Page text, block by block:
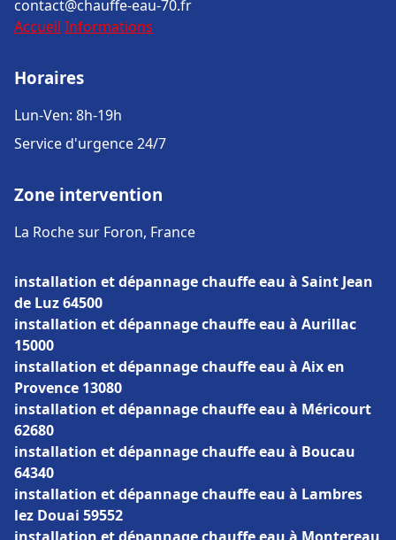
contact@chauffe-eau-70.fr
Accueil Informations
Horaires
Lun-Ven: 8h-19h
Service d'urgence 24/7
Zone intervention
La Roche sur Foron, France
installation et dépannage chauffe eau à Saint Jean
de Luz 64500
installation et dépannage chauffe eau à Aurillac
15000
installation et dépannage chauffe eau à Aix en
Provence 13080
installation et dépannage chauffe eau à Méricourt
62680
installation et dépannage chauffe eau à Boucau
64340
installation et dépannage chauffe eau à Lambres
lez Douai 59552